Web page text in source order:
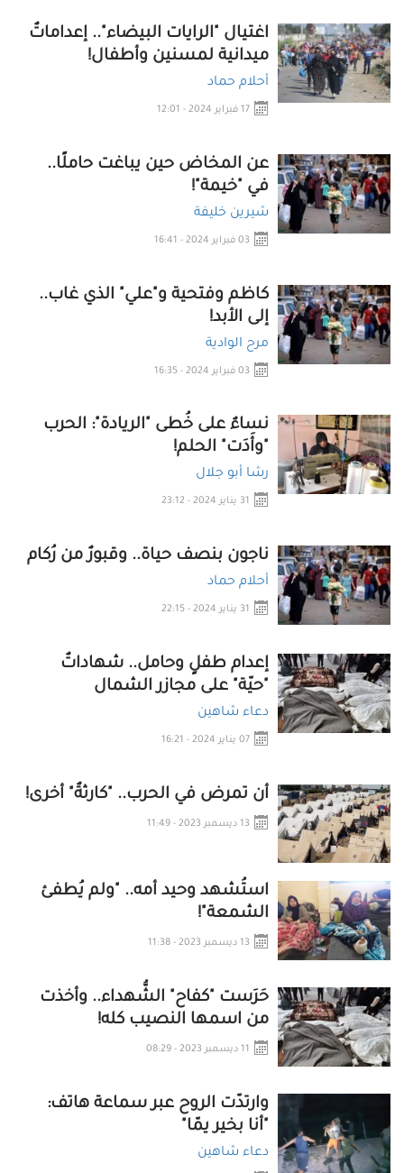
اغتيال "الرايات البيضاء".. إعداماتٌ
ميدانية لمسنين وأطفال!
أحلام حماد
17 فبراير 2024 - 12:01
عن المخاض حين يباغت حاملًا..
في "خيمة"!
شيرين خليفة
03 فبراير 2024 - 16:41
كاظم وفتحية و"علي" الذي غاب..
إلى الأبد!
مرح الوادية
03 فبراير 2024 - 16:35
نساءٌ على خُطى "الريادة": الحرب
"وأَدَت" الحلم!
رشا أبو جلال
31 يناير 2024 - 23:12
ناجون بنصف حياة.. وقبورٌ من رُكام
أحلام حماد
31 يناير 2024 - 22:15
إعدام طفلٍ وحامل.. شهاداتٌ
"حيّة" على مجازر الشمال
دعاء شاهين
07 يناير 2024 - 16:21
أن تمرض في الحرب.. "كارثةٌ" أخرى!
13 ديسمبر 2023 - 11:49
استُشهد وحيد أمه.. "ولم يُطفئ
الشمعة"!
13 ديسمبر 2023 - 11:38
حَرَست "كفاح" الشُّهداء.. وأخذت
من اسمها النصيب كله!
11 ديسمبر 2023 - 08:29
وارتدّت الروح عبر سماعة هاتف:
"أنا بخير يمّا"
دعاء شاهين